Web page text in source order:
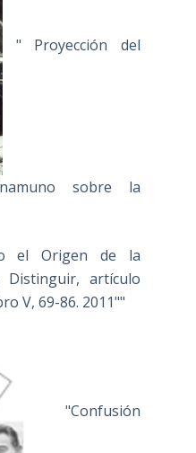
" Proyección del
sobre la
el Origen de la
Distinguir, artículo
V, 69-86. 2011""
"Confusión